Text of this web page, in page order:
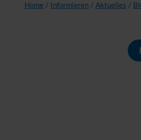
Home / Informieren / Aktuelles /